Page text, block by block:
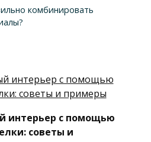
комбинировать
интерьер с помощью
советы и